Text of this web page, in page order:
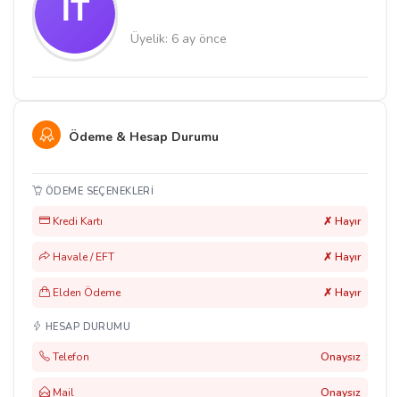
Üyelik: 6 ay önce
Ödeme & Hesap Durumu
ÖDEME SEÇENEKLERI
Kredi Kartı ✗ Hayır
Havale / EFT ✗ Hayır
Elden Ödeme ✗ Hayır
HESAP DURUMU
Telefon Onaysız
Mail Onaysız